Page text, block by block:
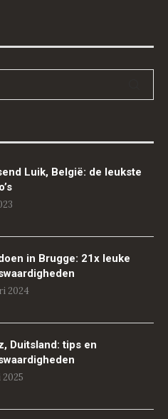
Luik, België: de leukste
in Brugge: 21x leuke
2024
Duitsland: tips en